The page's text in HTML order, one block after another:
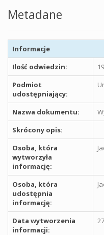
Metadane
Informacje
Ilość odwiedzin:
Podmiot
udostępniający:
Nazwa dokumentu:
Skrócony opis:
Osoba, która
wytworzyła
informację:
Osoba, która
udostępnia
informację:
Data wytworzenia
informacji: